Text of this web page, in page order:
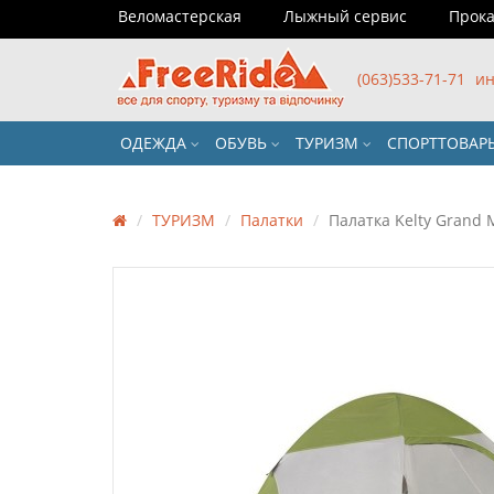
Веломастерская Лыжный сервис
(063)533-71-71
ОДЕЖДА ОБУВЬ ТУРИЗМ
ТУРИЗМ Палатки Палатка Kelty Grand